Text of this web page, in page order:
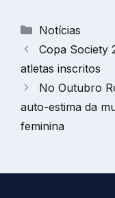
Categorias
Notícias
Copa Society
atletas inscritos
No Outubro
auto-estima da
feminina